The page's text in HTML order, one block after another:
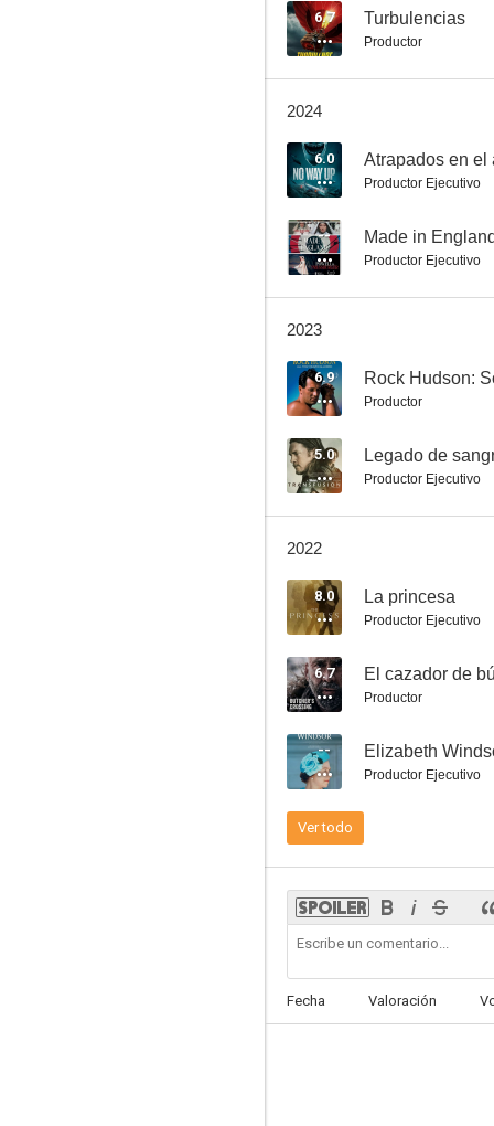
6.1
Guns Akimbo
5.7
Nación cautiva
Ella, una joven china
6.7 Turbulencias
Productor
2024
6.0 Atrapados en el
Productor Ejecutivo
-- Made in
Productor Ejecutivo
2023
6.9 Rock Hudson:
Productor
5.0 Legado de
Productor Ejecutivo
2022
8.0 La princesa
Productor Ejecutivo
6.7 El cazador de
Productor
-- Elizabeth
Productor Ejecutivo
Ver todo
Fecha Valoración